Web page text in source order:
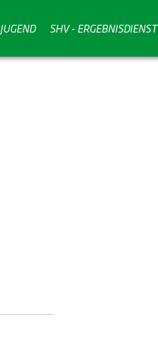
JUGEND SHV - ERGEBNISDIENST